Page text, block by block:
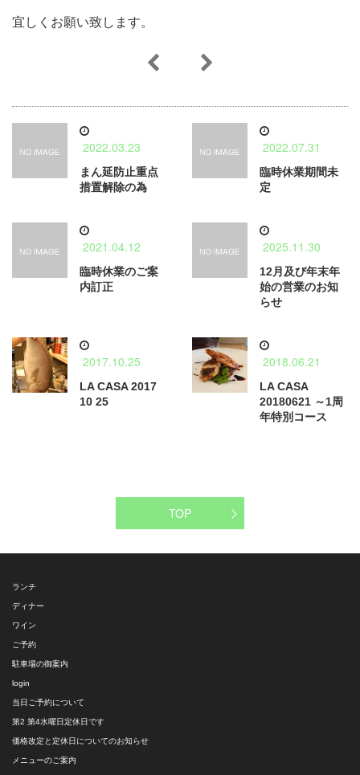
宜しくお願い致します。
2022.03.23
まん延防止重点
措置解除の為
2022.07.31
臨時休業期間未
定
2021.04.12
臨時休業のご案
内訂正
2025.11.30
12月及び年末年
始の営業のお知
らせ
2017.10.25
LA CASA 2017
10 25
2018.06.21
LA CASA
20180621 ～1周
年特別コース
TOP
ランチ
ディナー
ワイン
ご予約
駐車場の御案内
login
当日ご予約について
第2 第4水曜日定休日です
価格改定と定休日についてのお知らせ
メニューのご案内